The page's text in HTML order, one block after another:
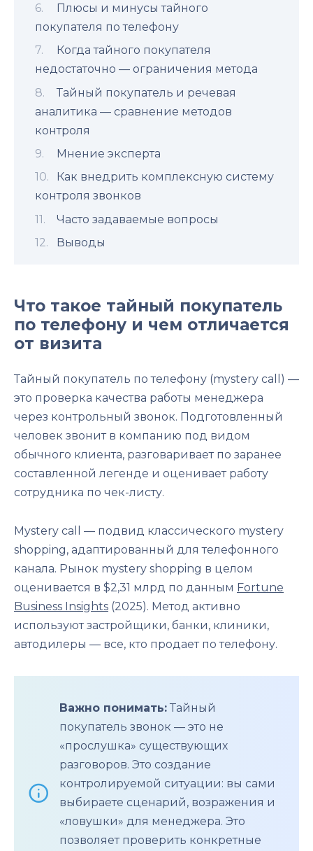
Плюсы и минусы тайного
покупателя по телефону
Когда тайного покупателя
недостаточно — ограничения метода
Тайный покупатель и речевая
аналитика — сравнение методов
контроля
Мнение эксперта
Как внедрить комплексную систему
контроля звонков
Часто задаваемые вопросы
Выводы
Что такое тайный покупатель
по телефону и чем отличается
от визита
Тайный покупатель по телефону (mystery call) —
это проверка качества работы менеджера
через контрольный звонок. Подготовленный
человек звонит в компанию под видом
обычного клиента, разговаривает по заранее
составленной легенде и оценивает работу
сотрудника по чек-листу.
Mystery call — подвид классического mystery
shopping, адаптированный для телефонного
канала. Рынок mystery shopping в целом
оценивается в $2,31 млрд по данным Fortune
Business Insights (2025). Метод активно
используют застройщики, банки, клиники,
автодилеры — все, кто продает по телефону.
Важно понимать: Тайный
покупатель звонок — это не
«прослушка» существующих
разговоров. Это создание
контролируемой ситуации: вы сами
выбираете сценарий, возражения и
«ловушки» для менеджера. Это
позволяет проверить конкретные